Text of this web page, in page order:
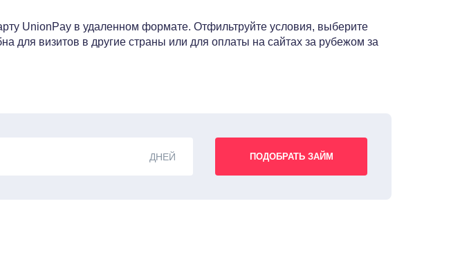
UnionPay в удаленном формате. Отфильтруйте условия, выберите
для визитов в другие страны или для оплаты на сайтах за рубежом за
ДНЕЙ